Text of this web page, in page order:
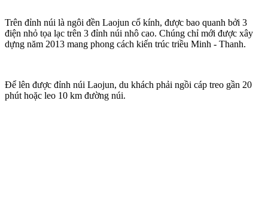
Trên đỉnh núi là ngôi đền Laojun cổ kính, được bao quanh bởi 3
điện nhỏ tọa lạc trên 3 đỉnh núi nhô cao. Chúng chỉ mới được xây
dựng năm 2013 mang phong cách kiến trúc triều Minh - Thanh.
Để lên được đỉnh núi Laojun, du khách phải ngồi cáp treo gần 20
phút hoặc leo 10 km đường núi.